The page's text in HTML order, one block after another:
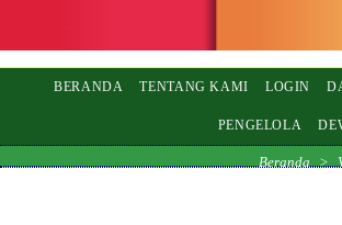
BERANDA TENTANG KAMI LOGIN
PENGELOLA
Beranda >